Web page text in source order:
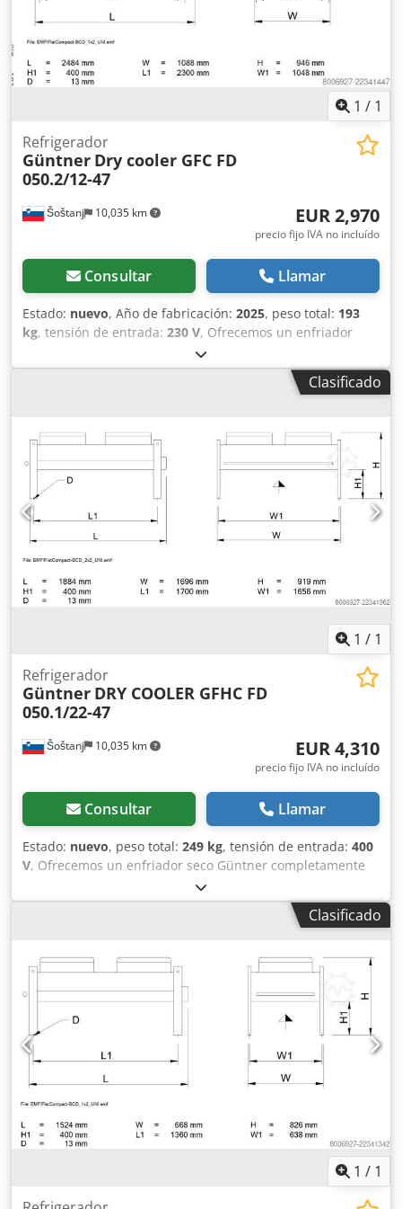
1 / 1
Šoštanj 10,035 km
Refrigerador
Güntner Dry cooler GFC FD
050.2/12-47
EUR 2,970
precio fijo IVA no incluído
Consultar Llamar
Estado: nuevo, Año de fabricación: 2025, peso total: 193
kg, tensión de entrada: 230 V, Ofrecemos un enfriador
seco Güntner completamente nuevo, nunca utilizado, que
incluye un sistema de control de temperatura
independiente con regulación de la velocidad del
sin consumir agua. Es adecuado para cualquier aplicación
en la que sea necesario enfriar un circuito cerrado de
agua/glicol. Dedpfx Acozl H Iiokjck
Clasificado
1 / 1
Šoštanj 10,035 km
Refrigerador
Güntner DRY COOLER GFHC FD
050.1/22-47
EUR 4,310
precio fijo IVA no incluído
Consultar Llamar
Estado: nuevo, peso total: 249 kg, tensión de entrada: 400
V, Ofrecemos un enfriador seco Güntner completamente
nuevo, nunca utilizado, que incluye un sistema de control
de temperatura independiente con regulación de la
velocidad del ventilador. Este equipo se utiliza
sistema al aire ambiente sin consumir agua. Es adecuado
para cualquier aplicación en la que sea necesario enfriar
un circuito cerrado de agua/glicol. Dcodpfx Acozl H Dwskjk
Clasificado
1 / 1